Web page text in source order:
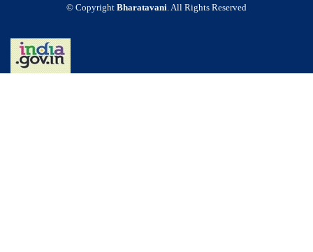
© Copyright Bharatavani. All Rights Reserved